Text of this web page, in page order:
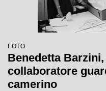
FOTO
Benedetta
collaboratore
camerino